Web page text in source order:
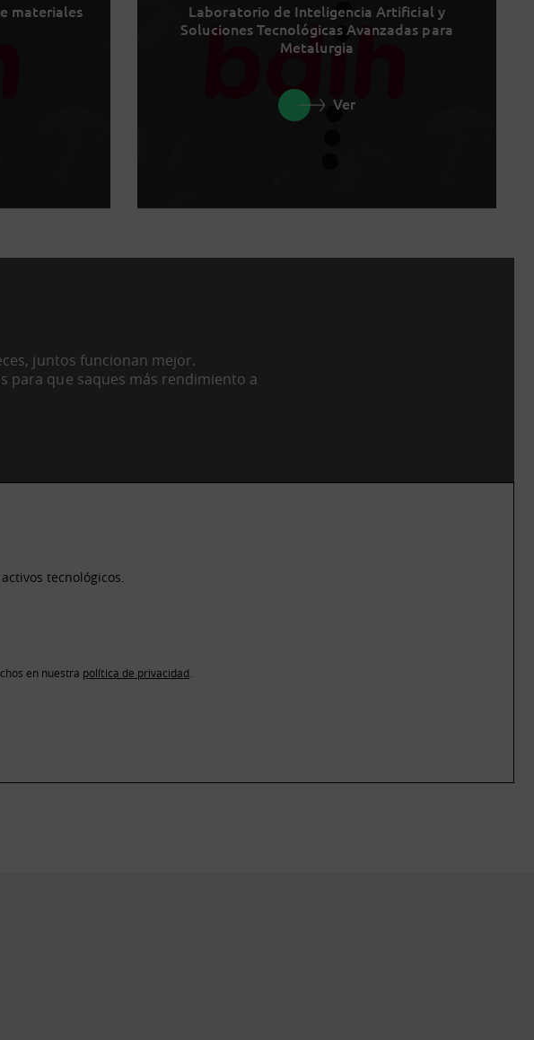
materiales
Laboratorio de Inteligencia Artificial y
Soluciones Tecnológicas Avanzadas para
Metalurgia
Ver
juntos funcionan mejor.
para que saques más rendimiento a
tecnológicos.
en nuestra política de privacidad